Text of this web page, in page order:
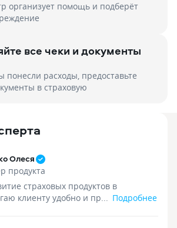
организует помощь и подберёт
все чеки и документы
понесли расходы, предоставьте
в страховую
Олеся
продукта
страховых продуктов в
клиенту удобно и пр... Подробнее